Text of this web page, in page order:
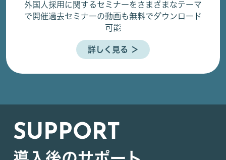
外国人採用に関するセミナーをさまざまなテーマ
で開催過去セミナーの動画も無料でダウンロード
可能
詳しく見る ＞
SUPPORT